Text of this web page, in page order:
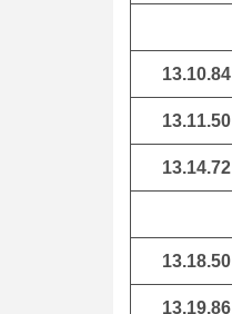
13.10.84
13.11.50
13.14.72
13.18.50